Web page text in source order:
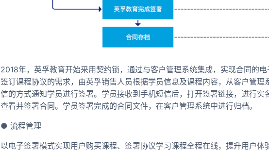
2018年，英孚教育开始采用契约锁，通过与客户管理系统集成，实现合同的
签订课程协议的需求，由英孚销售人员根据学员信息及课程内容，从客户管理
信的方式通知学员进行签署。学员接收到手机短信后，打开签署链接，进行实
查看并签署合同。学员签署完成的合同文件，在客户管理系统中进行归档。
● 流程管理
以电子签署模式实现用户购买课程、签署协议学习课程全程在线，提升用户体